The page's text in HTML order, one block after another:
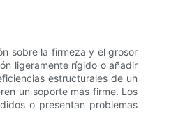
sobre la firmeza y el grosor
ligeramente rígido o añadir
estructurales de un
un soporte más firme. Los
o presentan problemas